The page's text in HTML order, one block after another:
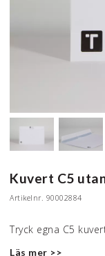
Kuvert C5
Artikelnr. 90002884
Tryck egna C5
Läs mer >>